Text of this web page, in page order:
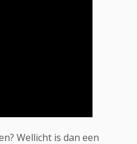
Wellicht is dan een